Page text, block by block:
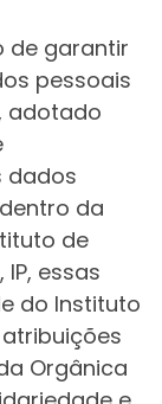
de garantir
pessoais
adotado
dados
da
de
essas
do Instituto
Orgânica